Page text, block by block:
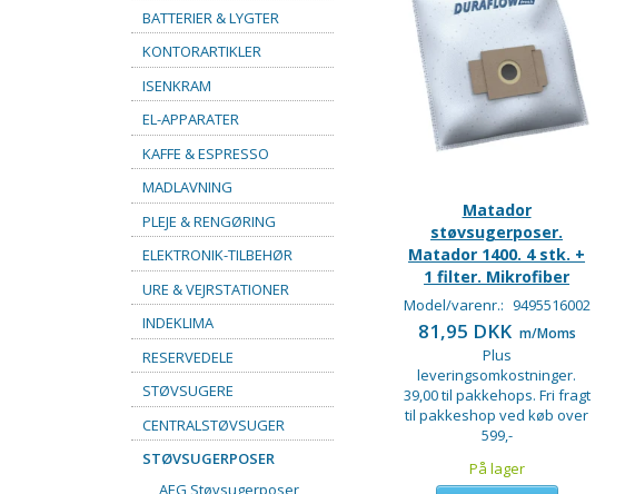
BATTERIER & LYGTER
KONTORARTIKLER
ISENKRAM
EL-APPARATER
KAFFE & ESPRESSO
MADLAVNING
PLEJE & RENGØRING
ELEKTRONIK-TILBEHØR
URE & VEJRSTATIONER
INDEKLIMA
RESERVEDELE
STØVSUGERE
CENTRALSTØVSUGER
STØVSUGERPOSER
AEG Støvsugerposer
Matador
støvsugerposer.
Matador 1400. 4 stk. +
1 filter. Mikrofiber
Model/varenr.: 9495516002
81,95 DKK m/Moms
Plus
leveringsomkostninger.
39,00 til pakkehops. Fri fragt
til pakkeshop ved køb over
599,-
På lager